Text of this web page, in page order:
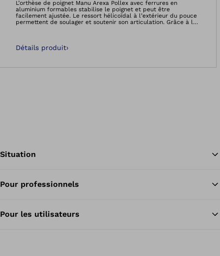
L’orthèse de poignet Manu Arexa Pollex avec ferrures en
aluminium formables stabilise le poignet et peut être
facilement ajustée. Le ressort hélicoïdal à l’extérieur du pouce
permettent de soulager et soutenir son articulation. Grâce à la
Détails produit›
Situation
Pour professionnels
Pour les utilisateurs